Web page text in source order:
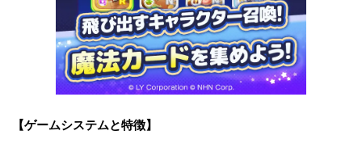
【ゲームシステムと特徴】